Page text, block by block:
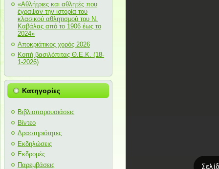
«Αθλήτριες και αθλητές που
έγραψαν την ιστορία του
κλασικού αθλητισμού του Ν.
Καβάλας από το 1906 έως το
2024»
Αποκριάτικος χορός 2026
Κοπή βασιλόπιτας Θ.Ε.Κ. (18-
1-2026)
Κατηγορίες
Βιβλιοπαρουσιάσεις
Βίντεο
Δραστηριότητες
Εκδηλώσεις
Εκδρομές
Παρεμβάσεις